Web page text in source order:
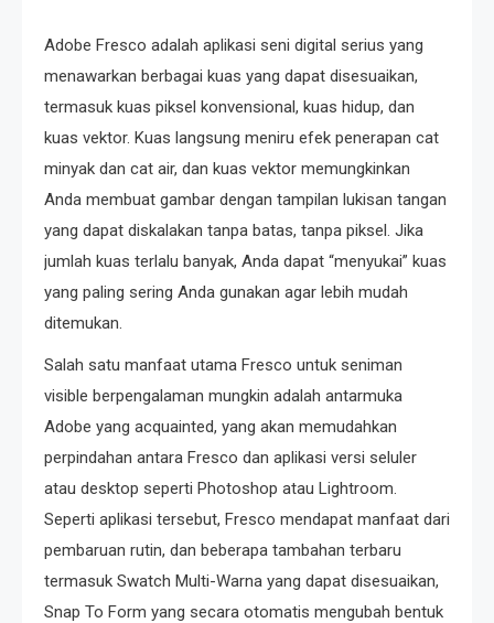
Adobe Fresco adalah aplikasi seni digital serius yang
menawarkan berbagai kuas yang dapat disesuaikan,
termasuk kuas piksel konvensional, kuas hidup, dan
kuas vektor. Kuas langsung meniru efek penerapan cat
minyak dan cat air, dan kuas vektor memungkinkan
Anda membuat gambar dengan tampilan lukisan tangan
yang dapat diskalakan tanpa batas, tanpa piksel. Jika
jumlah kuas terlalu banyak, Anda dapat “menyukai” kuas
yang paling sering Anda gunakan agar lebih mudah
ditemukan.
Salah satu manfaat utama Fresco untuk seniman
visible berpengalaman mungkin adalah antarmuka
Adobe yang acquainted, yang akan memudahkan
perpindahan antara Fresco dan aplikasi versi seluler
atau desktop seperti Photoshop atau Lightroom.
Seperti aplikasi tersebut, Fresco mendapat manfaat dari
pembaruan rutin, dan beberapa tambahan terbaru
termasuk Swatch Multi-Warna yang dapat disesuaikan,
Snap To Form yang secara otomatis mengubah bentuk